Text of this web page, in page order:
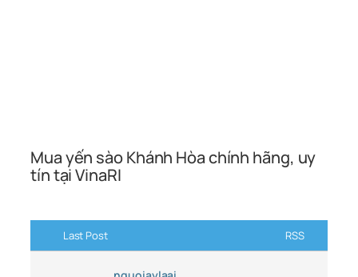
Mua yến sào Khánh Hòa chính hãng, uy
tín tại VinaRI
Last Post RSS